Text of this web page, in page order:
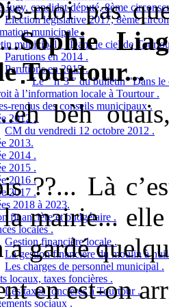
Jugy, candidat-député, 8ème
Election législative 2017, 8ème
municipale .
municipal : "Dans le ciel de
Parutions en 2014 .
Parutions en 2015 .
Le " n°3 " du bulletin "Dans le
à l’information locale à Tourtour .
rendus des conseils municipaux .
2012 .
CM du vendredi 12 octobre 2012 .
2013.
2014 .
2015 .
2016 .
2017 .
2018 à 2023.
financière et budgétaire .
locales .
Gestion financière locale .
La gestion financière du moulin à
Les charges de personnel municipal .
locaux, taxes foncières .
Les taxes foncières à Tourtour .
sociaux .
moi pas
Sophie
Tourtour...
bèh
??... Là
mairie...
a gardé
en est-on